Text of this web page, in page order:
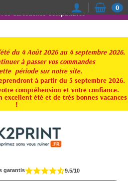
Cartouches Compatibles
du 4 Août 2026 au 4 septembre 2026.
à passer vos commandes
période sur notre site.
à partir du 5 septembre 2026.
compréhension et votre confiance.
été et de très bonnes vacances
!
0
garantis 9.5/10